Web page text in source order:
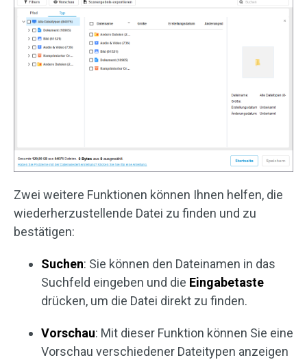
Zwei weitere Funktionen können Ihnen helfen, die
wiederherzustellende Datei zu finden und zu
bestätigen:
Suchen: Sie können den Dateinamen in das
Suchfeld eingeben und die Eingabetaste
drücken, um die Datei direkt zu finden.
Vorschau: Mit dieser Funktion können Sie eine
Vorschau verschiedener Dateitypen anzeigen